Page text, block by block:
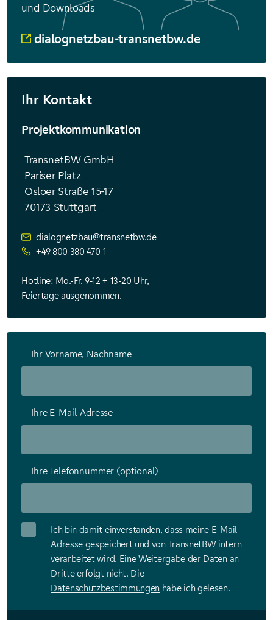
und Downloads
dialognetzbau-transnetbw.de
Ihr Kontakt
Projektkommunikation
TransnetBW GmbH
Pariser Platz
Osloer Straße 15-17
70173 Stuttgart
dialognetzbau@transnetbw.de
+49 800 380 470-1
Hotline: Mo.-Fr. 9-12 + 13-20 Uhr,
Feiertage ausgenommen.
Ihr Vorname, Nachname
Ihre E-Mail-Adresse
Ihre Telefonnummer (optional)
Ich bin damit einverstanden, dass meine E-Mail-
Adresse gespeichert und von TransnetBW intern
verarbeitet wird. Eine Weitergabe der Daten an
Dritte erfolgt nicht. Die
Datenschutzbestimmungen habe ich gelesen.